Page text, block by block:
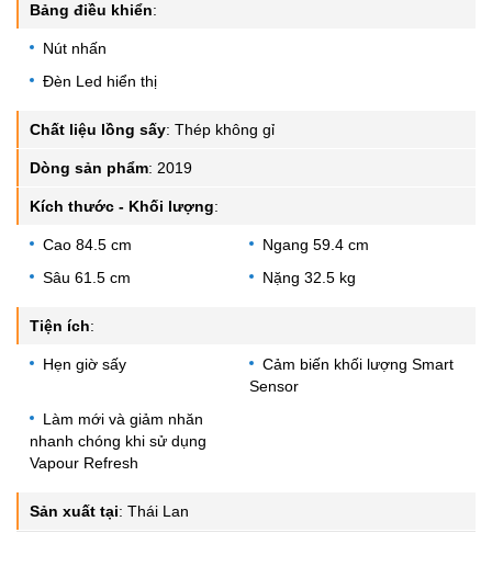
Bảng điều khiển:
Nút nhấn
Đèn Led hiển thị
Chất liệu lồng sấy: Thép không gỉ
Dòng sản phẩm: 2019
Kích thước - Khối lượng:
Cao 84.5 cm
Ngang 59.4 cm
Sâu 61.5 cm
Nặng 32.5 kg
Tiện ích:
Hẹn giờ sấy
Cảm biến khối lượng Smart
Sensor
Làm mới và giảm nhăn
nhanh chóng khi sử dụng
Vapour Refresh
Sản xuất tại: Thái Lan